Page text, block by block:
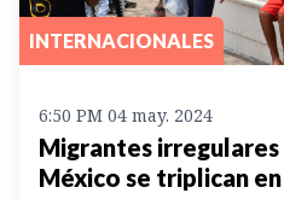
INTERNACIONALES
6:50 PM 04 may. 2024
Migrantes
México se triplican